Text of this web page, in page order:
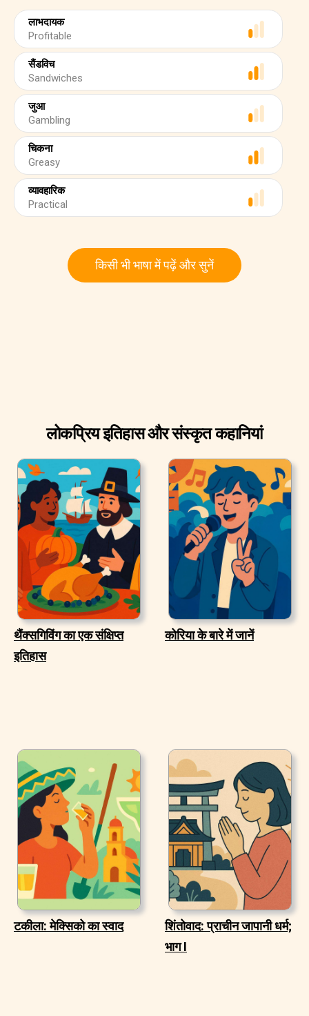
लाभदायक
Profitable
सैंडविच
Sandwiches
जुआ
Gambling
चिकना
Greasy
व्यावहारिक
Practical
किसी भी भाषा में पढ़ें और सुनें
लोकप्रिय इतिहास और संस्कृत कहानियां
थैंक्सगिविंग का एक संक्षिप्त
इतिहास
कोरिया के बारे में जानें
टकीला: मेक्सिको का स्वाद
शिंतोवाद: प्राचीन जापानी धर्म;
भाग I